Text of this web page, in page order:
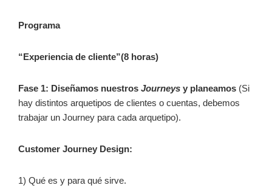
Programa
“Experiencia de cliente”(8 horas)
Fase 1: Diseñamos nuestros Journeys y planeamos (Si
hay distintos arquetipos de clientes o cuentas, debemos
trabajar un Journey para cada arquetipo).
Customer Journey Design:
1) Qué es y para qué sirve.